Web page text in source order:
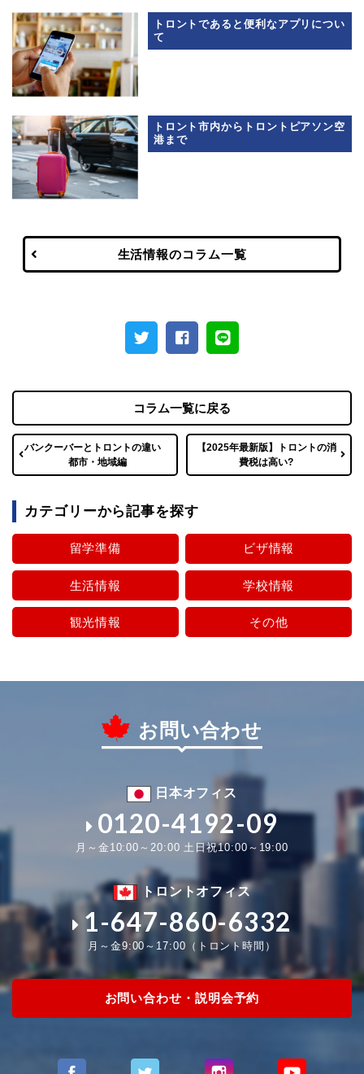
トロントであると便利なアプリについ
て
トロント市内からトロントピアソン空
港まで
生活情報のコラム一覧
バンクーバーとトロントの違い
都市・地域編
コラム一覧に戻る
【2025年最新版】トロントの消
費税は高い?
カテゴリーから記事を探す
留学準備 ビザ情報
生活情報 学校情報
観光情報 その他
お問い合わせ
日本オフィス
0120-4192-09
月～金10:00～20:00 土日祝10:00～19:00
トロントオフィス
1-647-860-6332
月～金9:00～17:00（トロント時間）
お問い合わせ・説明会予約